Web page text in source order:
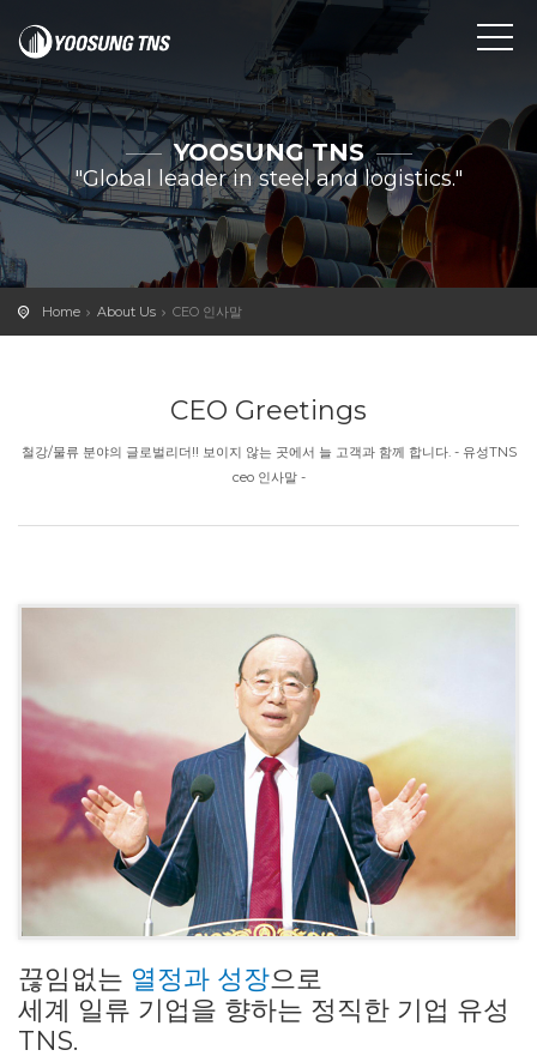
YOOSUNG TNS
"Global leader in steel and logistics."
Home About Us CEO 인사말
CEO Greetings
철강/물류 분야의 글로벌리더!! 보이지 않는 곳에서 늘 고객과 함께 합니다. - 유성TNS
ceo 인사말 -
끊임없는 열정과 성장으로
세계 일류 기업을 향하는 정직한 기업 유성
TNS.